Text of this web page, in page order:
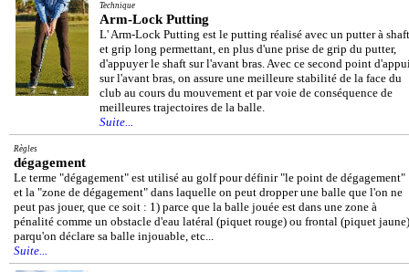
Technique
Arm-Lock Putting
L' Arm-Lock Putting est le putting réalisé avec un putter à shaft
et grip long permettant, en plus d'une prise de grip du putter,
d'appuyer le shaft sur l'avant bras. Avec ce second point
sur l'avant bras, on assure une meilleure stabilité de la face du
club au cours du mouvement et par voie de conséquence de
meilleures trajectoires de la balle.
Suite...
Règles
dégagement
Le terme "dégagement" est utilisé au golf pour définir "le point de dégagement"
et la "zone de dégagement" dans laquelle on peut dropper une balle que l'on ne
peut pas jouer, que ce soit : 1) parce que la balle jouée est dans une zone à
pénalité comme un obstacle d'eau latéral (piquet rouge) ou frontal (piquet
parqu'on déclare sa balle injouable, etc...
Suite...